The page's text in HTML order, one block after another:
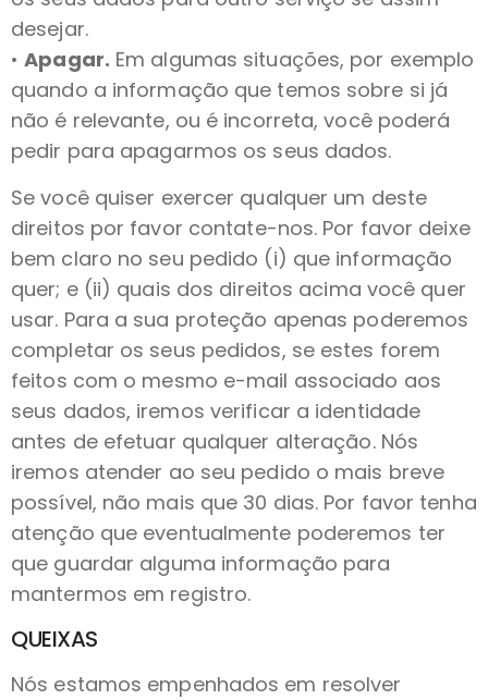
desejar.
•Apagar. Em algumas situações, por exemplo
quando a informação que temos sobre si já
não é relevante, ou é incorreta, você poderá
pedir para apagarmos os seus dados.
Se você quiser exercer qualquer um deste
direitos por favor contate-nos. Por favor deixe
bem claro no seu pedido (i) que informação
quer; e (ii) quais dos direitos acima você quer
usar. Para a sua proteção apenas poderemos
completar os seus pedidos, se estes forem
feitos com o mesmo e-mail associado aos
seus dados, iremos verificar a identidade
antes de efetuar qualquer alteração. Nós
iremos atender ao seu pedido o mais breve
possível, não mais que 30 dias. Por favor tenha
atenção que eventualmente poderemos ter
que guardar alguma informação para
mantermos em registro.
QUEIXAS
Nós estamos empenhados em resolver